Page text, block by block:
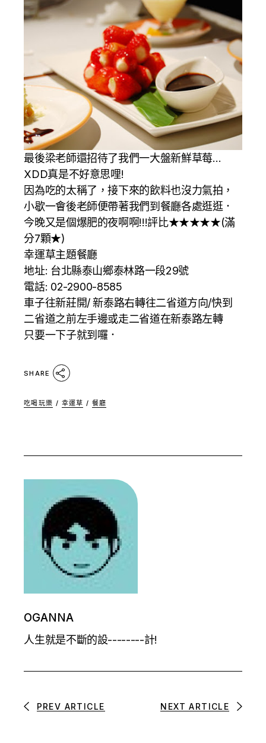
最後梁老師還招待了我們一大盤新鮮草莓…
XDD真是不好意思哩!
因為吃的太稱了，接下來的飲料也沒力氣拍，
小歇一會後老師便帶著我們到餐廳各處逛逛．
今晚又是個爆肥的夜啊啊!!!評比★★★★★(滿
分7顆★)
幸運草主題餐廳
地址: 台北縣泰山鄉泰林路一段29號
電話: 02-2900-8585
車子往新莊開/ 新泰路右轉往二省道方向/快到
二省道之前左手邊或走二省道在新泰路左轉
只要一下子就到囉．
SHARE
吃喝玩樂 / 幸運草 / 餐廳
OGANNA
人生就是不斷的設--------計!
PREV ARTICLE NEXT ARTICLE